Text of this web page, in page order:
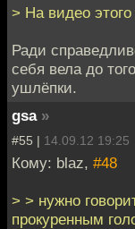
> На видео
Ради
себя вела до
ушлёпки.
gsa »
#55 | 14.09.12 19:25
Кому: blaz, #48
> > нужно
прокуренным